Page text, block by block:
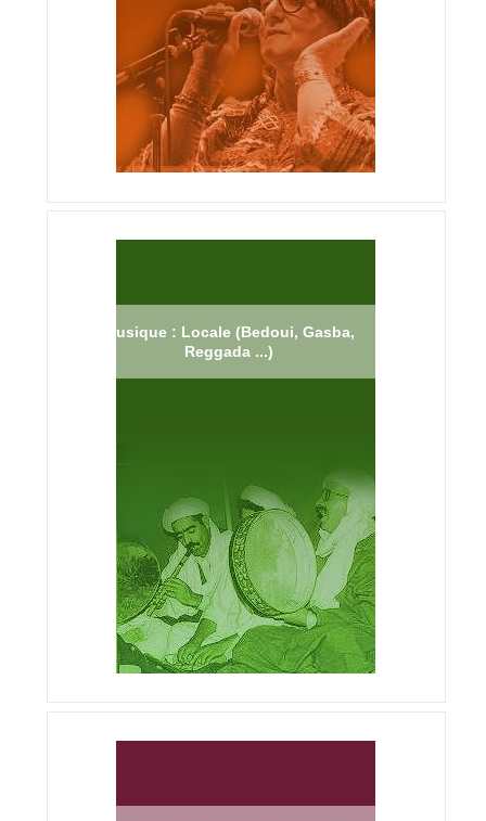
Musique : Locale (Bedoui, Gasba,
Reggada ...)